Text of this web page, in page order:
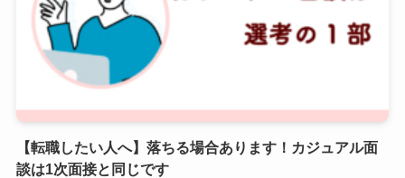
【転職したい人へ】落ちる場合あります！カジュアル面
談は1次面接と同じです